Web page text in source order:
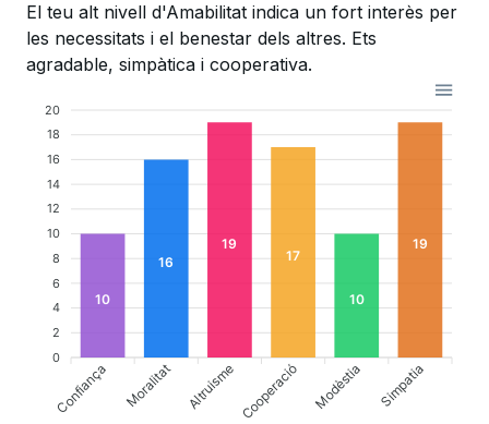
El teu alt nivell d'Amabilitat indica un fort interès per
les necessitats i el benestar dels altres. Ets
agradable, simpàtica i cooperativa.
20
18
16
14
12
10
8
6
4
2
0
10
16
19
17
10
19
Confiança Moralitat Altruisme Cooperació Modèstia Simpatia